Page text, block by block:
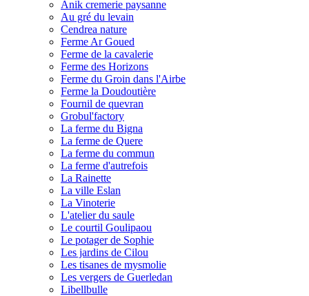
Anik cremerie paysanne
Au gré du levain
Cendrea nature
Ferme Ar Goued
Ferme de la cavalerie
Ferme des Horizons
Ferme du Groin dans l'Airbe
Ferme la Doudoutière
Fournil de quevran
Grobul'factory
La ferme du Bigna
La ferme de Quere
La ferme du commun
La ferme d'autrefois
La Rainette
La ville Eslan
La Vinoterie
L'atelier du saule
Le courtil Goulipaou
Le potager de Sophie
Les jardins de Cilou
Les tisanes de mysmolie
Les vergers de Guerledan
Libellbulle